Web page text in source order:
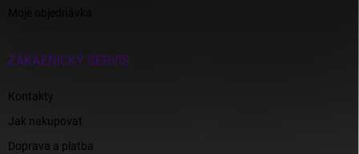
ZÁKAZNICKÝ SERVIS
Kontakty
Jak nakupovat
Doprava a platba